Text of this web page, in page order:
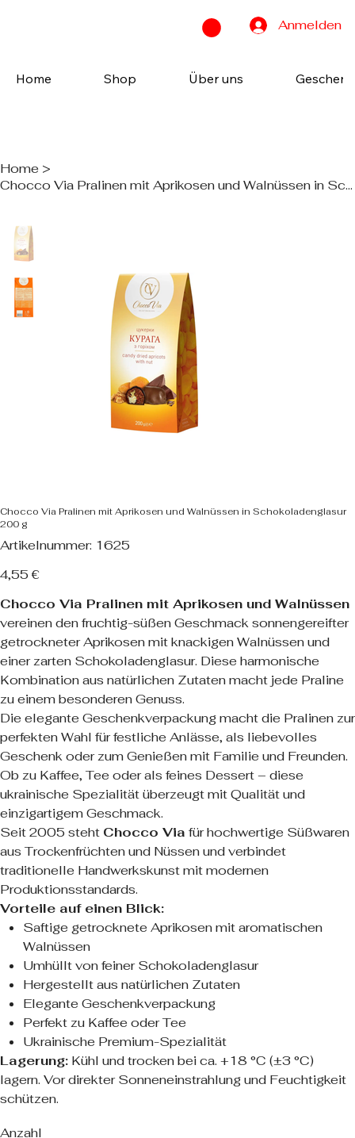
Anmelden
Home Shop Über uns
Home >
Chocco Via Pralinen mit Aprikosen und Walnüssen in Schokoladenglasur 200 g
Chocco Via Pralinen mit Aprikosen und Walnüssen in Schokoladenglasur
200 g
Artikelnummer:
Artikelnummer:
1625
1625
Preis
4,55 €
Chocco Via Pralinen mit Aprikosen und Walnüssen
vereinen den fruchtig-süßen Geschmack sonnengereifter
getrockneter Aprikosen mit knackigen Walnüssen und
einer zarten Schokoladenglasur. Diese harmonische
Kombination aus natürlichen Zutaten macht jede Praline
zu einem besonderen Genuss.
Die elegante Geschenkverpackung macht die Pralinen zur
perfekten Wahl für festliche Anlässe, als liebevolles
Geschenk oder zum Genießen mit Familie und Freunden.
Ob zu Kaffee, Tee oder als feines Dessert – diese
ukrainische Spezialität überzeugt mit Qualität und
einzigartigem Geschmack.
Seit 2005 steht Chocco Via für hochwertige Süßwaren
aus Trockenfrüchten und Nüssen und verbindet
traditionelle Handwerkskunst mit modernen
Produktionsstandards.
Vorteile auf einen Blick:
Saftige getrocknete Aprikosen mit aromatischen
Walnüssen
Umhüllt von feiner Schokoladenglasur
Hergestellt aus natürlichen Zutaten
Elegante Geschenkverpackung
Perfekt zu Kaffee oder Tee
Ukrainische Premium-Spezialität
Lagerung: Kühl und trocken bei ca. +18 °C (±3 °C)
lagern. Vor direkter Sonneneinstrahlung und Feuchtigkeit
schützen.
Anzahl